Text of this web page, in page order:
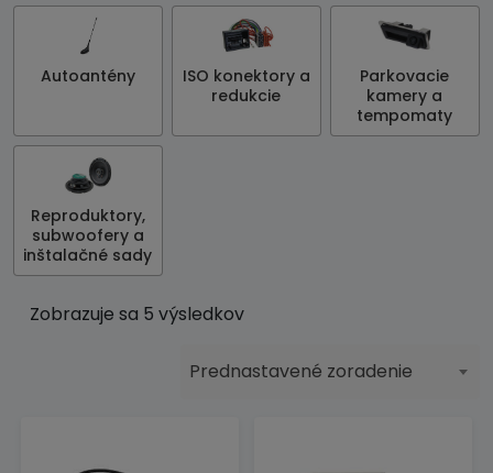
Autoantény
ISO konektory a
redukcie
Parkovacie
kamery a
tempomaty
Reproduktory,
subwoofery a
inštalačné sady
Zobrazuje sa 5 výsledkov
Prednastavené zoradenie